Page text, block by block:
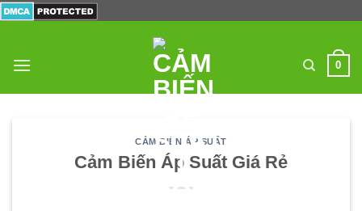
0
CẢM BIẾN ÁP SUẤT
Cảm Biến Áp Suất Giá Rẻ